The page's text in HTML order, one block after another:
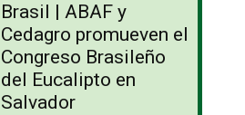
Brasil | ABAF y
Cedagro promueven el
Congreso Brasileño
del Eucalipto en
Salvador